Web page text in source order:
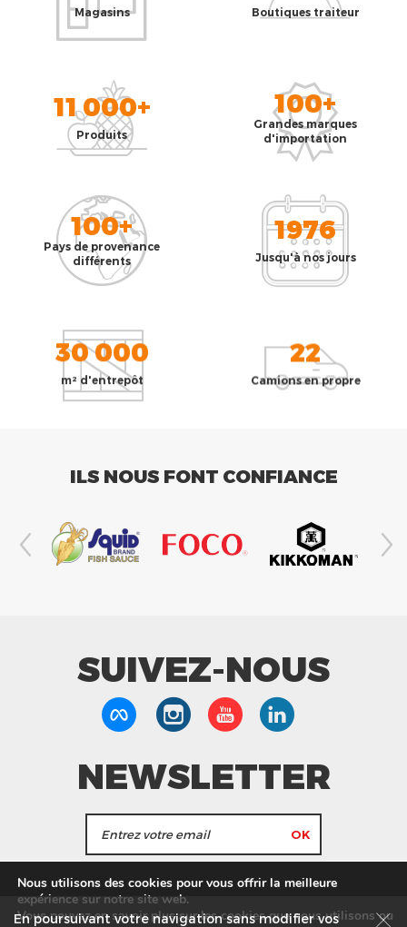
Magasins Boutiques traiteur
11 000+
Produits
100+
Grandes marques
d'importation
100+
Pays de provenance
différents
1976
Jusqu'à nos jours
30 000
m² d'entrepôt
22
Camions en propre
ILS NOUS FONT CONFIANCE
SUIVEZ-NOUS
NEWSLETTER
J'accepte de recevoir les actualités et les
informations de Tang Frères.
En poursuivant votre navigation sans modifier vos
Nous utilisons des cookies pour vous offrir la meilleure
expérience sur notre site web.
Vous pouvez en savoir plus sur les cookies que nous utilisons ou